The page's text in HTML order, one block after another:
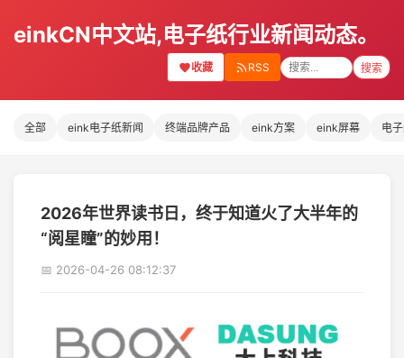
einkCN中文站,电子纸行业新闻动态。
收藏 RSS 搜索
全部 eink电子纸新闻 终端品牌产品 eink方案 eink屏幕 电
2026年世界读书日，终于知道火了大半年的
“阅星瞳”的妙用！
📅 2026-04-26 08:12:37